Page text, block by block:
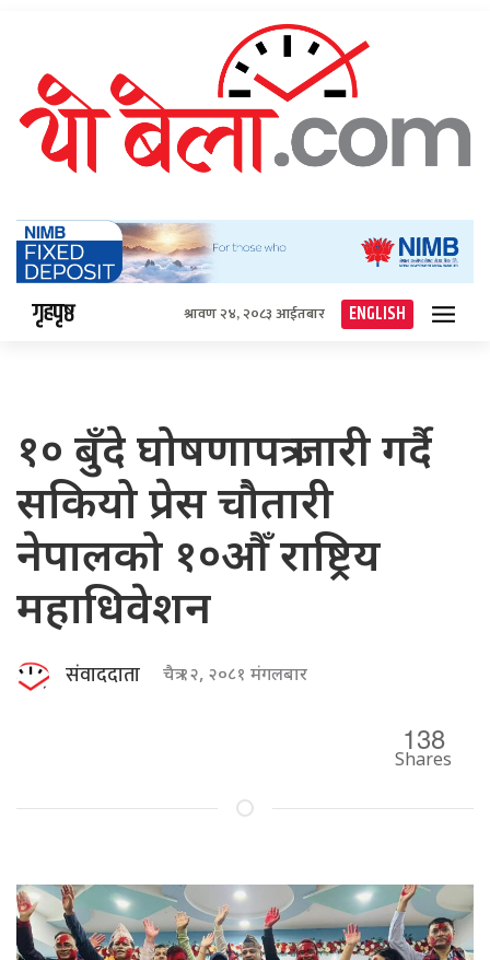
गृहपृष्ठ श्रावण २४, २०८३ आईतबार ENGLISH
१० बुँदे घोषणापत्र जारी गर्दै
सकियो प्रेस चौतारी
नेपालको १०औँ राष्ट्रिय
महाधिवेशन
संवाददाता चैत्र १२, २०८१ मंगलबार
138
Shares